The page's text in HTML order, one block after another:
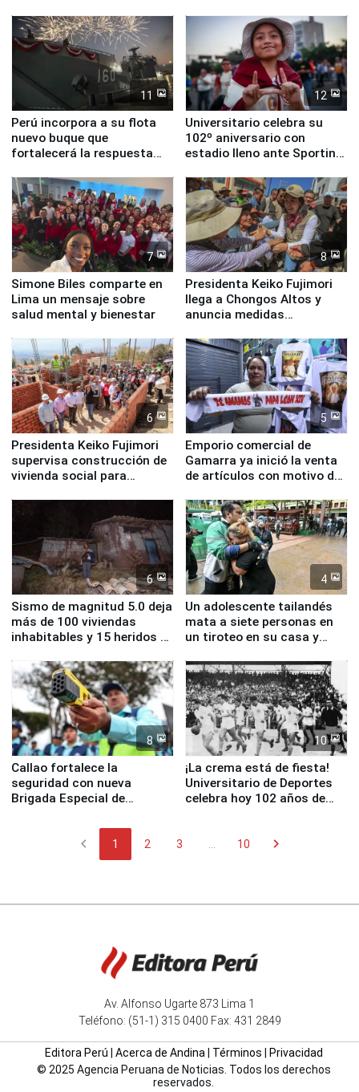
11
Perú incorpora a su flota
nuevo buque que
fortalecerá la respuesta
12
Universitario celebra su
102º aniversario con
estadio lleno ante Sporting
7
Simone Biles comparte en
Lima un mensaje sobre
salud mental y bienestar
8
Presidenta Keiko Fujimori
llega a Chongos Altos y
anuncia medidas
educación, salud y empleo
6
Presidenta Keiko Fujimori
supervisa construcción de
vivienda social para
5
Emporio comercial de
Gamarra ya inició la venta
de artículos con motivo de
6
Sismo de magnitud 5.0 deja
más de 100 viviendas
inhabitables y 15 heridos en
4
Un adolescente tailandés
mata a siete personas en
un tiroteo en su casa y
8
Callao fortalece la
seguridad con nueva
Brigada Especial de
equipamiento para
10
¡La crema está de fiesta!
Universitario de Deportes
celebra hoy 102 años de
chevron_left 1 2 3 10 chevron_right
Av. Alfonso Ugarte 873 Lima 1
Teléfono: (51-1) 315 0400 Fax: 431 2849
Editora Perú Acerca de Andina| Términos
Privacidad
© 2025 Agencia Peruana de Noticias. Todos los derechos
reservados.